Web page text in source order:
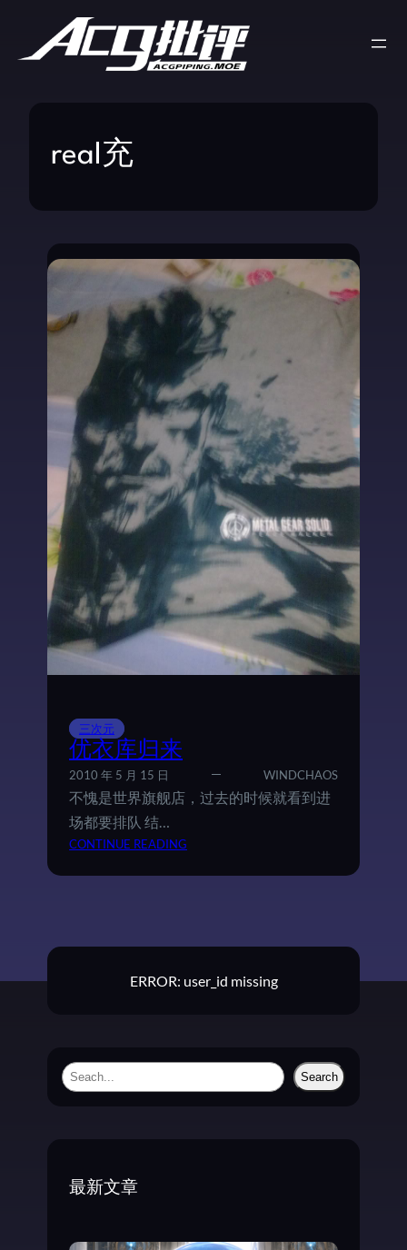
real充
三次元
优衣库归来
2010 年 5 月 15 日 WINDCHAOS
不愧是世界旗舰店，过去的时候就看到进
场都要排队 结…
CONTINUE READING
ERROR: user_id missing
S
Search
最新文章